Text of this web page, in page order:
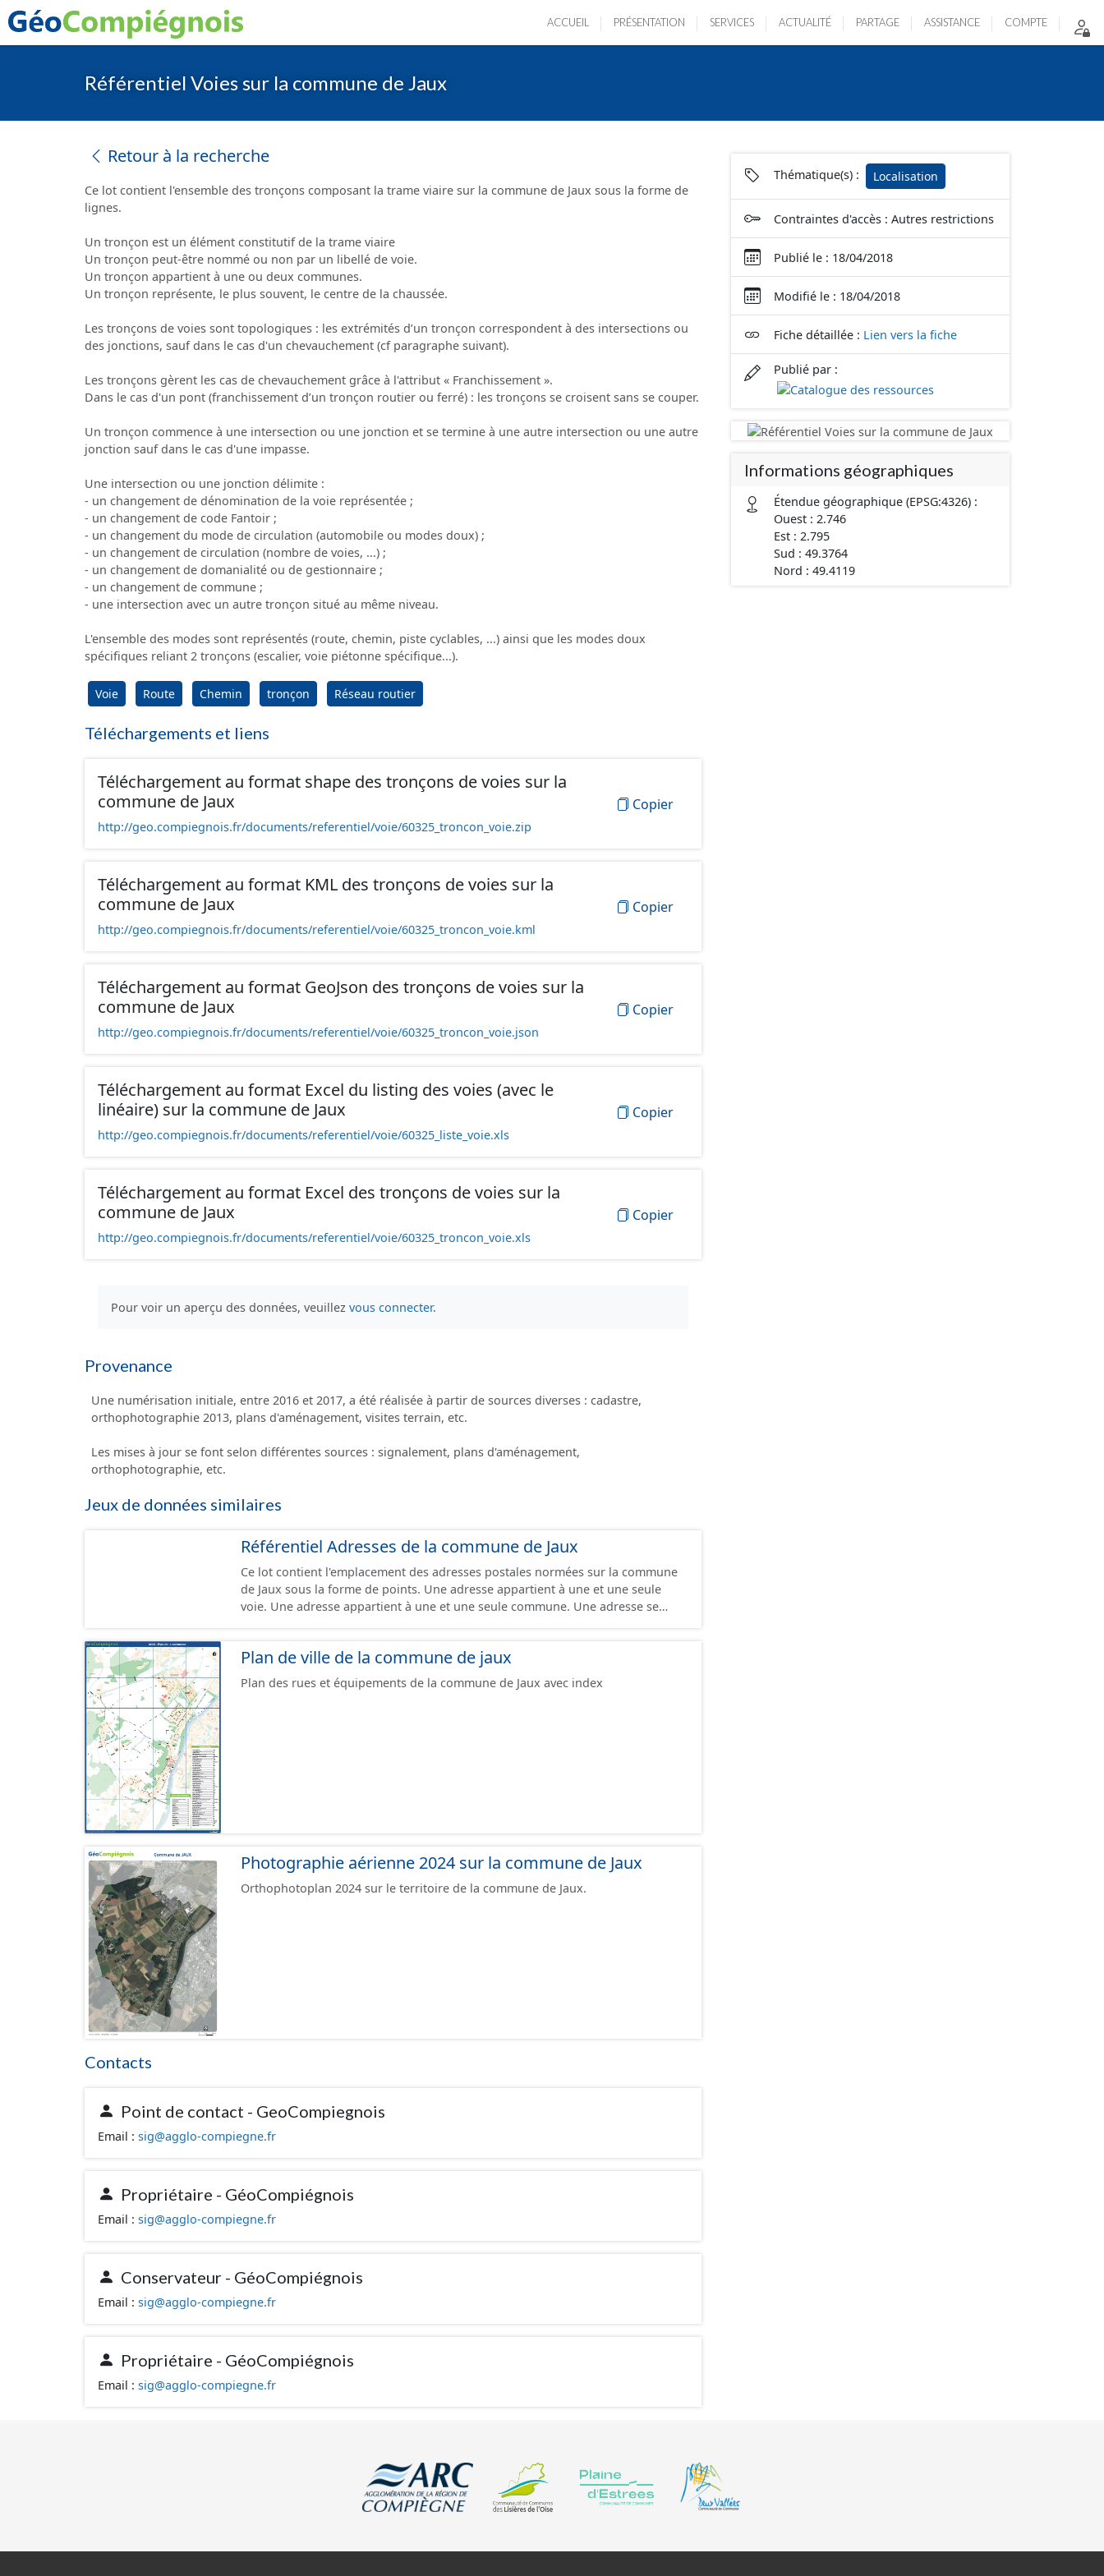
ACCUEIL PRÉSENTATION SERVICES ACTUALITÉ PARTAGE ASSISTANCE COMPTE
Référentiel Voies sur la commune de Jaux
Retour à la recherche
Ce lot contient l'ensemble des tronçons composant la trame viaire sur la commune de Jaux sous la forme de
lignes.
Un tronçon est un élément constitutif de la trame viaire
Un tronçon peut-être nommé ou non par un libellé de voie.
Un tronçon appartient à une ou deux communes.
Un tronçon représente, le plus souvent, le centre de la chaussée.
Les tronçons de voies sont topologiques : les extrémités d’un tronçon correspondent à des intersections ou
des jonctions, sauf dans le cas d'un chevauchement (cf paragraphe suivant).
Les tronçons gèrent les cas de chevauchement grâce à l'attribut « Franchissement ».
Dans le cas d'un pont (franchissement d’un tronçon routier ou ferré) : les tronçons se croisent sans se couper.
Un tronçon commence à une intersection ou une jonction et se termine à une autre intersection ou une autre
jonction sauf dans le cas d'une impasse.
Une intersection ou une jonction délimite :
- un changement de dénomination de la voie représentée ;
- un changement de code Fantoir ;
- un changement du mode de circulation (automobile ou modes doux) ;
- un changement de circulation (nombre de voies, ...) ;
- un changement de domanialité ou de gestionnaire ;
- un changement de commune ;
- une intersection avec un autre tronçon situé au même niveau.
L'ensemble des modes sont représentés (route, chemin, piste cyclables, ...) ainsi que les modes doux
spécifiques reliant 2 tronçons (escalier, voie piétonne spécifique...).
Voie Route Chemin tronçon Réseau routier
Téléchargements et liens
Téléchargement au format shape des tronçons de voies sur la
commune de Jaux
http://geo.compiegnois.fr/documents/referentiel/voie/60325_troncon_voie.zip
Copier
Téléchargement au format KML des tronçons de voies sur la
commune de Jaux
http://geo.compiegnois.fr/documents/referentiel/voie/60325_troncon_voie.kml
Copier
Téléchargement au format GeoJson des tronçons de voies sur la
commune de Jaux
http://geo.compiegnois.fr/documents/referentiel/voie/60325_troncon_voie.json
Copier
Téléchargement au format Excel du listing des voies (avec le
linéaire) sur la commune de Jaux
http://geo.compiegnois.fr/documents/referentiel/voie/60325_liste_voie.xls
Copier
Téléchargement au format Excel des tronçons de voies sur la
commune de Jaux
http://geo.compiegnois.fr/documents/referentiel/voie/60325_troncon_voie.xls
Copier
Pour voir un aperçu des données, veuillez vous connecter.
Provenance
Une numérisation initiale, entre 2016 et 2017, a été réalisée à partir de sources diverses : cadastre,
orthophotographie 2013, plans d'aménagement, visites terrain, etc.
Les mises à jour se font selon différentes sources : signalement, plans d'aménagement,
orthophotographie, etc.
Jeux de données similaires
Référentiel Adresses de la commune de Jaux
Ce lot contient l'emplacement des adresses postales normées sur la commune
de Jaux sous la forme de points. Une adresse appartient à une et une seule
voie. Une adresse appartient à une et une seule commune. Une adresse se
unique. Dans la mesure du possible, une adresse se situe dans la parcelle
cadastrale correspondante et devant l’entrée du bâtiment concerné (quand
cette information est connue). A défaut de connaître l’entrée, l’adresse est
Plan de ville de la commune de jaux
Plan des rues et équipements de la commune de Jaux avec index
Photographie aérienne 2024 sur la commune de Jaux
Orthophotoplan 2024 sur le territoire de la commune de Jaux.
Contacts
Point de contact - GeoCompiegnois
Email : sig@agglo-compiegne.fr
Propriétaire - GéoCompiégnois
Email : sig@agglo-compiegne.fr
Conservateur - GéoCompiégnois
Email : sig@agglo-compiegne.fr
Propriétaire - GéoCompiégnois
Email : sig@agglo-compiegne.fr
Thématique(s) : Localisation
Contraintes d'accès : Autres restrictions
Publié le : 18/04/2018
Modifié le : 18/04/2018
Fiche détaillée : Lien vers la fiche
Publié par :
Informations géographiques
Étendue géographique (EPSG:4326) :
Ouest : 2.746
Est : 2.795
Sud : 49.3764
Nord : 49.4119